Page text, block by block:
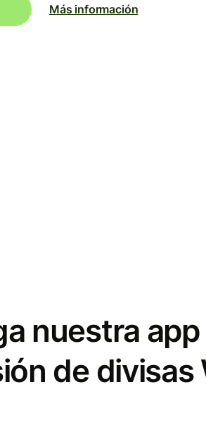
Más información
nuestra
de divisas